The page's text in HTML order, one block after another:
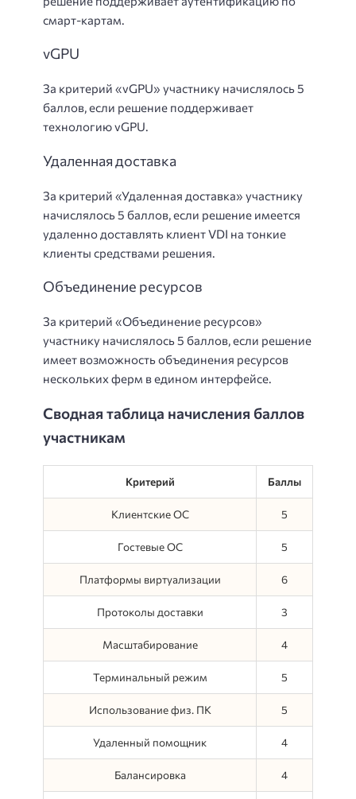
смарт-картам.
vGPU
За критерий «vGPU» участнику начислялось 5
баллов, если решение поддерживает
технологию vGPU.
Удаленная доставка
За критерий «Удаленная доставка» участнику
начислялось 5 баллов, если решение имеется
удаленно доставлять клиент VDI на тонкие
клиенты средствами решения.
Объединение ресурсов
За критерий «Объединение ресурсов»
участнику начислялось 5 баллов, если решение
имеет возможность объединения ресурсов
нескольких ферм в едином интерфейсе.
Сводная таблица начисления баллов
участникам
Критерий Баллы
Клиентские ОС 5
Гостевые ОС 5
Платформы виртуализации 6
Протоколы доставки 3
Масштабирование 4
Терминальный режим 5
Использование физ. ПК 5
Удаленный помощник 4
Балансировка 4